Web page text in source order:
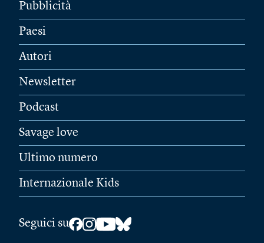
Pubblicità
Paesi
Autori
Newsletter
Podcast
Savage love
Ultimo numero
Internazionale Kids
Seguici su